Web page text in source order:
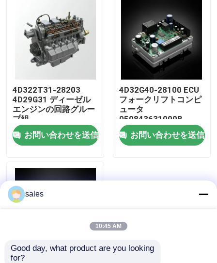
ビデオ
工場 ツアー
品質管理
連絡 ください
引金 を 求め て ください
エンジンブロック組立とアクセサリー
4D322T31-28203
4D29G31 ディーゼル
エンジンの回路グルー
プ組
お問い合わせを送信
4D32G40-28100 ECU
フォークリフトコンピ
ュータ
050843631000B
お問い合わせを送信
4D27G40-28200A
sales
10:45 AM
Good day, what product are you looking
for?